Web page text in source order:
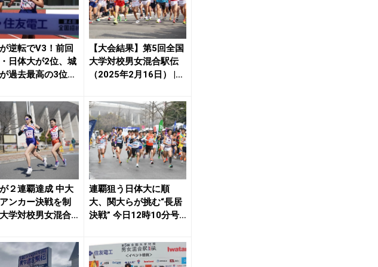
逆転でV3！前回
日体大が2位、城
過去最高の3位／
【大会結果】第5回全国
大学対校男女混合駅伝
（2025年2月16日） |
２連覇達成 中大
ンカー決戦を制
学対校男女混合
連覇狙う日体大に順
大、関大らが挑む“長居
決戦” 今日12時10分号